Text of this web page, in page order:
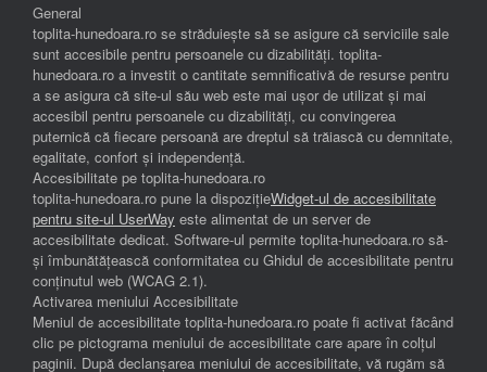
General
toplita-hunedoara.ro se străduiește să se asigure că serviciile sale
sunt accesibile pentru persoanele cu dizabilități. toplita-
hunedoara.ro a investit o cantitate semnificativă de resurse pentru
a se asigura că site-ul său web este mai ușor de utilizat și mai
accesibil pentru persoanele cu dizabilități, cu convingerea
puternică că fiecare persoană are dreptul să trăiască cu demnitate,
egalitate, confort și independenţă.
Accesibilitate pe toplita-hunedoara.ro
toplita-hunedoara.ro pune la dispozițieWidget-ul de accesibilitate
pentru site-ul UserWay este alimentat de un server de
accesibilitate dedicat. Software-ul permite toplita-hunedoara.ro să-
și îmbunătățească conformitatea cu Ghidul de accesibilitate pentru
conținutul web (WCAG 2.1).
Activarea meniului Accesibilitate
Meniul de accesibilitate toplita-hunedoara.ro poate fi activat făcând
clic pe pictograma meniului de accesibilitate care apare în colțul
paginii. După declanșarea meniului de accesibilitate, vă rugăm să